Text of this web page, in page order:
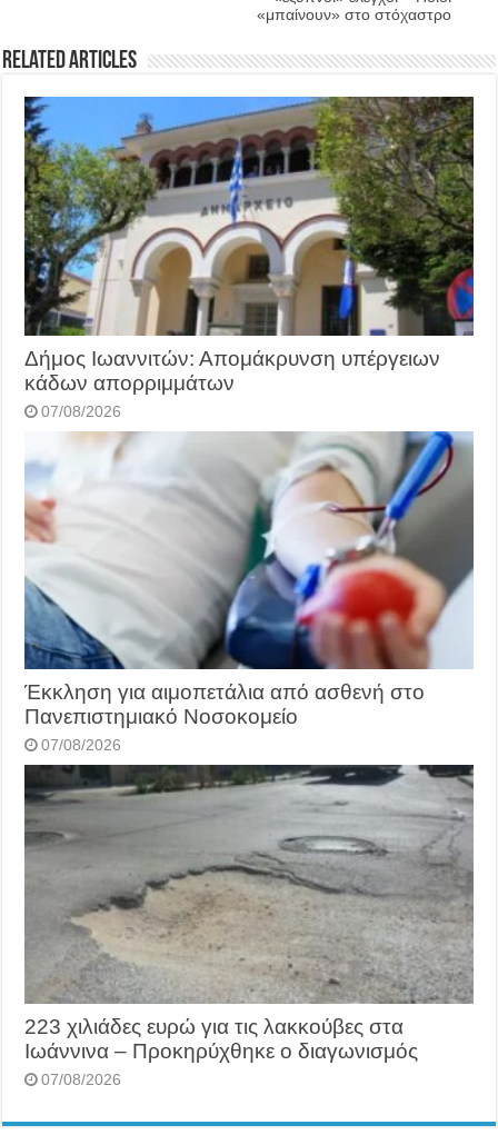
«μπαίνουν» στο στόχαστρο
Related Articles
Δήμος Ιωαννιτών: Απομάκρυνση υπέργειων
κάδων απορριμμάτων
07/08/2026
Έκκληση για αιμοπετάλια από ασθενή στο
Πανεπιστημιακό Νοσοκομείο
07/08/2026
223 χιλιάδες ευρώ για τις λακκούβες στα
Ιωάννινα – Προκηρύχθηκε ο διαγωνισμός
07/08/2026